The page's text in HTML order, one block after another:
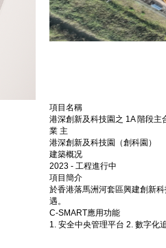
項目名稱
港深創新及科技園之 1A 階段主
業 主
港深創新及科技園（創科園）
建築概况
2023 - 工程進行中
項目簡介
於香港落馬洲河套區興建創新
遇。
C-SMART應用功能
1. 安全中央管理平台 2. 數字化